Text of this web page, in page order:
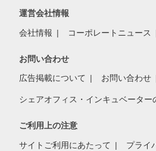
運営会社情報
会社情報 コーポレートニュース
お問い合わせ
広告掲載について お問い合わせ
シェアオフィス・インキュベーター
ご利用上の注意
サイトご利用にあたって プライ